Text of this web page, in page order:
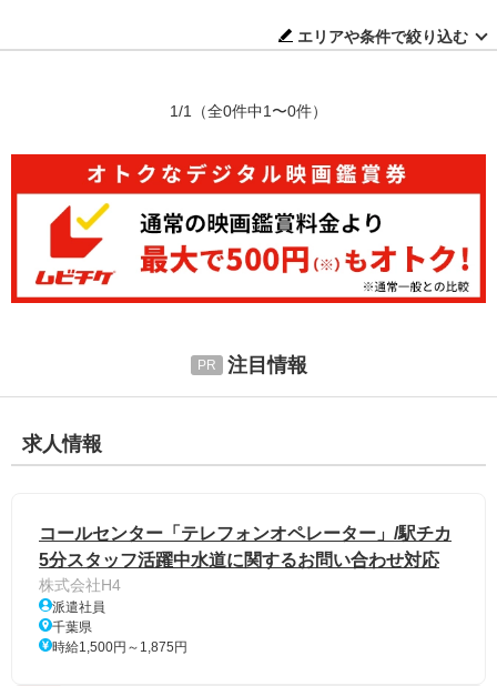
エリアや条件で絞り込む
1/1 （全0件中1〜0件）
注目情報
求人情報
コールセンター「テレフォンオペレーター」/駅チカ
5分スタッフ活躍中水道に関するお問い合わせ対応
株式会社H4
派遣社員
千葉県
時給1,500円～1,875円